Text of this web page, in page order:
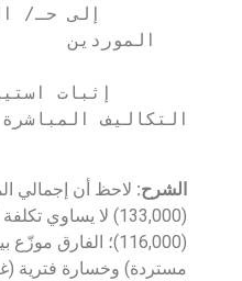
الشرح: لاحظ أن إجمالي
(133,000) لا يساوي
(116,000)؛ الفارق
مستردة) وخسارة فترية